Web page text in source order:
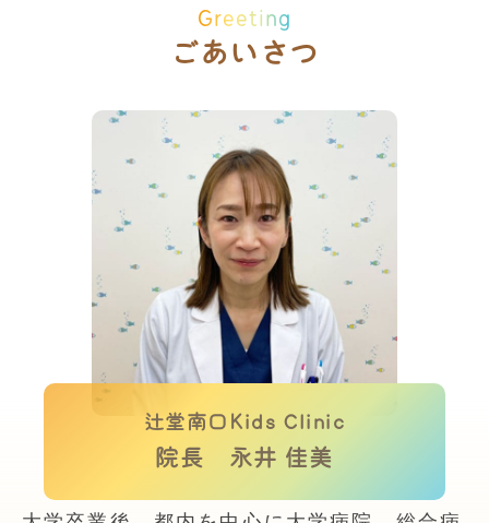
Greeting
ごあいさつ
辻堂南口Kids Clinic
院長 永井 佳美